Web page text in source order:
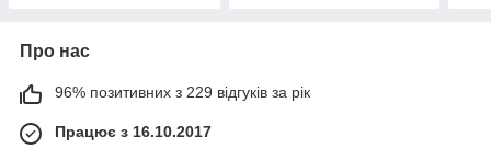
Про нас
96% позитивних з 229 відгуків за рік
Працює з 16.10.2017